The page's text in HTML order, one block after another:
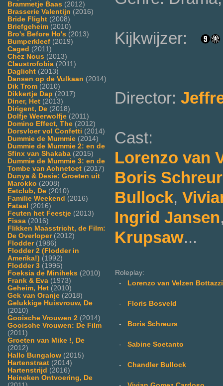
Brammetje Baas (2012)
Brasserie Valentijn (2016)
Bride Flight (2008)
Briefgeheim (2010)
Bro's Before Ho's (2013)
Bumperkleef (2019)
Caged (2011)
Chez Nous (2013)
Claustrofobia (2011)
Daglicht (2013)
Dansen op de Vulkaan (2014)
Dik Trom (2010)
Dikkertje Dap (2017)
Diner, Het (2013)
Dirigent, De (2018)
Dolfje Weerwolfje (2011)
Domino Effect, The (2012)
Dorsvloer vol Confetti (2014)
Dummie de Mummie (2014)
Dummie de Mummie 2: en de
Sfinx van Shakaba (2015)
Dummie de Mummie 3: en de
Tombe van Achnetoet (2017)
Dunya & Desie: Groeten uit
Marokko (2008)
Eetclub, De (2010)
Familie Weekend (2016)
Fataal (2016)
Feuten het Feestje (2013)
Fissa (2016)
Flikken Maasstricht, de Film:
De Overloper(2012)
Flodder(1986)
Flodder 2 (Flodder in
Amerika!) (1992)
Flodder 3 (1995)
Foeksia de Miniheks (2010)
Frank & Eva (1973)
Geheim, Het (2010)
Gek van Oranje (2018)
Gelukkige Huisvrouw, De
(2010)
Gooische Vrouwen 2 (2014)
Gooische Vrouwen: De Film
(2011)
Groeten van Mike !, De
(2012)
Hallo Bungalow (2015)
Hartenstraat (2014)
Hartenstrijd (2016)
Heineken Ontvoering, De
Kijkwijzer:
Director:
Cast:
Lorenzo van
Boris
Bullock,
Ingrid Jansen
Krupsaw...
Roleplay:
-
Lorenzo van Velzen Bottazzi
- Floris Bosveld
- Boris Schreurs
- Sabine Soetanto
- Chandler Bullock